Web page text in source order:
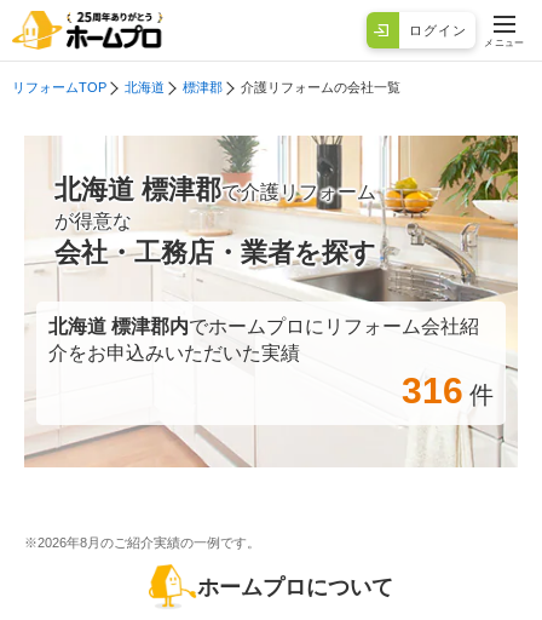
ログイン
メニュー
リフォームTOP 北海道 標津郡 介護リフォームの会社一覧
北海道 標津郡で介護リフォーム
が得意な
会社・工務店・業者を探す
北海道 標津郡内でホームプロにリフォーム会社紹
介をお申込みいただいた実績
316 件
※2026年8月のご紹介実績の一例です。
ホームプロについて